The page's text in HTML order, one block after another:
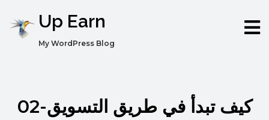
Up Earn
My WordPress Blog
02-كيف تبدأ في طريق التسويق